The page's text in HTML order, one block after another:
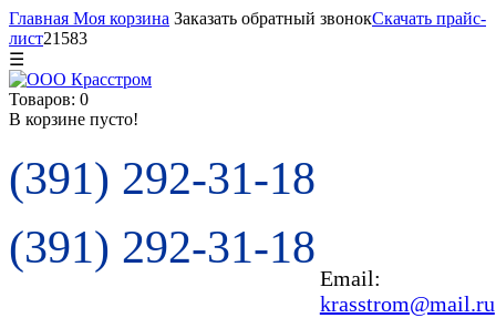
Главная Моя корзина Заказать обратный звонокСкачать прайс-
лист21583
☰
Товаров: 0
В корзине пусто!
(391) 292-31-18
(391) 292-31-18
Email:
krasstrom@mail.ru